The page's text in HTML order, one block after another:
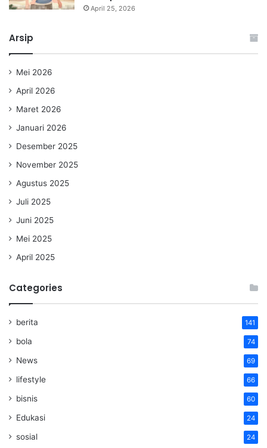
April 25, 2026
Arsip
Mei 2026
April 2026
Maret 2026
Januari 2026
Desember 2025
November 2025
Agustus 2025
Juli 2025
Juni 2025
Mei 2025
April 2025
Categories
berita 141
bola 74
News 69
lifestyle 66
bisnis 60
Edukasi 24
sosial 24